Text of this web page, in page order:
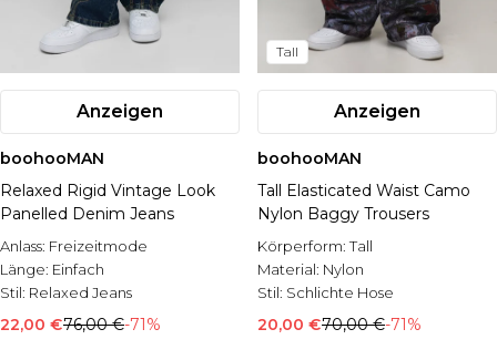
Anzeigen
boohooMAN
Relaxed Rigid Vintage Look
Panelled Denim Jeans
Anlass: Freizeitmode
Länge: Einfach
Stil: Relaxed Jeans
22,00 €76,00 €-71%
Tall
Anzeigen
boohooMAN
Tall Elasticated Waist Camo
Nylon Baggy Trousers
Körperform:Tall
Material: Nylon
Stil: Schlichte Hose
20,00 €70,00 €-71%